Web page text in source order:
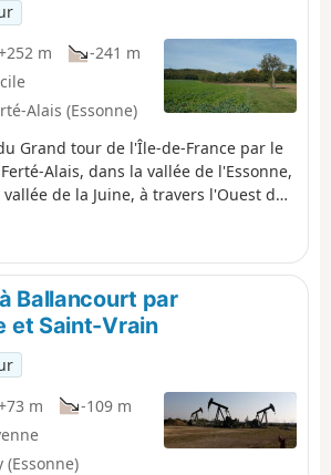
m
-241 m
Alais (Essonne)
Grand tour de l'Île-de-France par le
Alais, dans la vallée de l'Essonne,
de la Juine, à travers l'Ouest du
traversée de l'Essonne, entre
petits massifs forestiers et vallées
étape relativement courte et sans
les deux suivantes qui seront un
Ballancourt par
et Saint-Vrain
m
-109 m
(Essonne)